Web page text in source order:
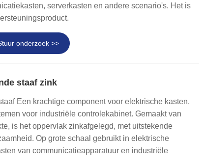
serverkasten en andere scenario's. Het is
onderzoek >>
staaf zink
Een krachtige component voor elektrische kasten,
voor industriële controlekabinet. Gemaakt van
is het oppervlak zinkafgelegd, met uitstekende
Op grote schaal gebruikt in elektrische
van communicatieapparatuur en industriële